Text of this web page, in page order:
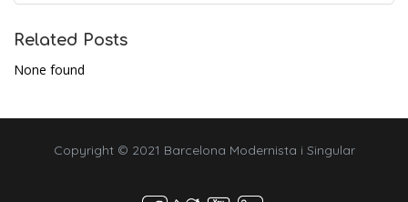
Related Posts
None found
Copyright © 2021 Barcelona Modernista i Singular